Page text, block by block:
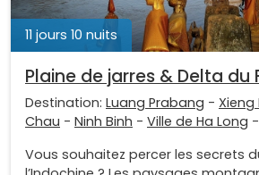
11 jours 10 nuits
Plaine de jarres & Delta du
Destination: Luang Prabang -
Chau - Ninh Binh - Ville de Ha Long -
Vous souhaitez percer les secrets